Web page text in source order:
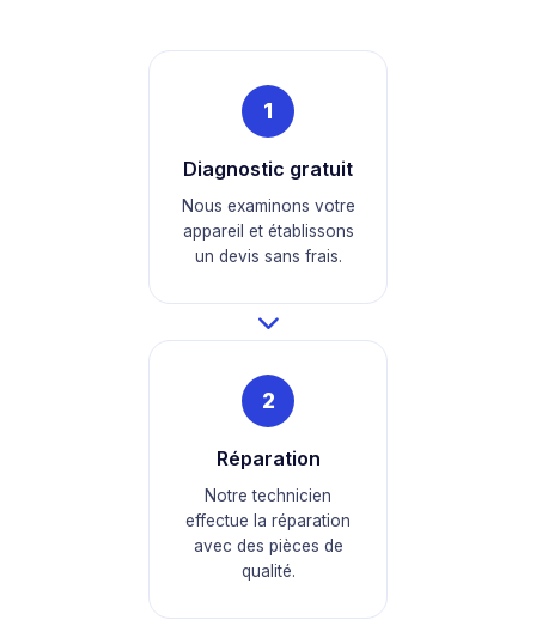
1
Diagnostic gratuit
Nous examinons votre
appareil et établissons
un devis sans frais.
2
Réparation
Notre technicien
effectue la réparation
avec des pièces de
qualité.